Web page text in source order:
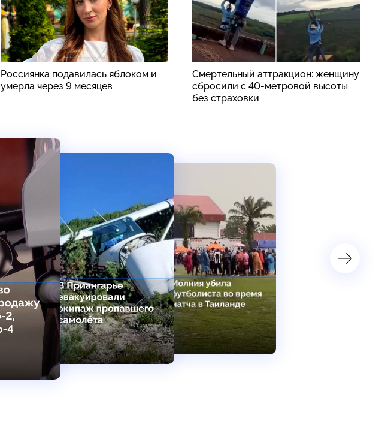
Россиянка подавилась яблоком и
умерла через 9 месяцев
Смертельный аттракцион: женщину
сбросили с 40-метровой высоты
без страховки